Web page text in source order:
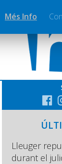
Lleuger
durant el
Més Info